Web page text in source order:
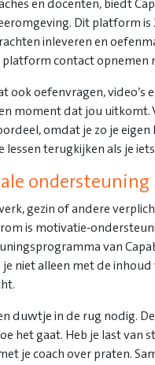
en docenten, biedt
Dit platform is
inleveren en
platform contact opnemen
ook oefenvragen, video’s
moment dat jou uitkomt.
omdat je zo je
lessen terugkijken als je
ondersteuning
gezin of andere
is motivatie-
van
niet alleen met de
duwtje in de rug nodig.
het gaat. Heb je last van
je coach over praten.